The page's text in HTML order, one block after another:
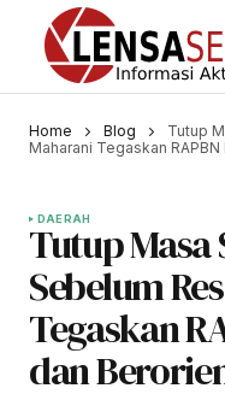
Home Blog
Tutup
Maharani Tegaskan
DAERAH
Tutup Masa
Sebelum
Tegaskan
dan